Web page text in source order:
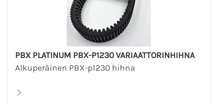
PBX PLATINUM PBX-P1230 VARIAATTORINHIHNA
Alkuperäinen PBX-p1230 hihna